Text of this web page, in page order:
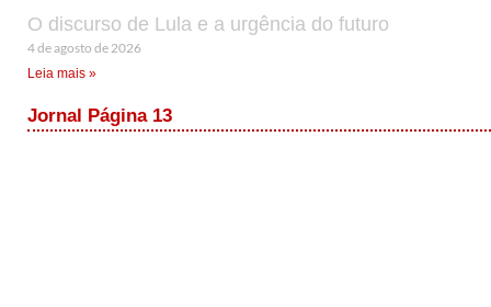
O discurso de Lula e a urgência do futuro
4 de agosto de 2026
Leia mais »
Jornal Página 13